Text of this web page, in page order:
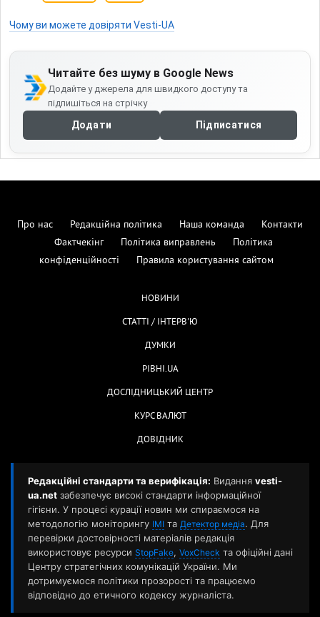
Чому ви можете довіряти Vesti-UA
Читайте без шуму в Google News
Додайте у джерела для швидкого доступу та
підпишіться на стрічку
Додати Підписатися
Про нас Редакційна політика Наша команда
Контакти
Фактчекінг
Політика виправлень
Політика
конфіденційності
Правила користування сайтом
НОВИНИ
СТАТТІ / ІНТЕРВ'Ю
ДУМКИ
РІВНІ.UA
ДОСЛІДНИЦЬКИЙ ЦЕНТР
КУРС ВАЛЮТ
ДОВІДНИК
Редакційні стандарти та верифікація: Видання vesti-
ua.net забезпечує високі стандарти інформаційної
гігієни. У процесі курації новин ми спираємося на
методологію моніторингу ІМІ та Детектор медіа. Для
перевірки достовірності матеріалів редакція
використовує ресурси StopFake, VoxCheck та офіційні дані
Центру стратегічних комунікацій України. Ми
дотримуємося політики прозорості та працюємо
відповідно до етичного кодексу журналіста.